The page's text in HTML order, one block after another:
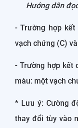
Hướng dẫn
- Trường hợp
vạch chứng (C)
- Trường hợp kết
màu: một vạch
* Lưu ý: Cường
thay đổi tùy vào